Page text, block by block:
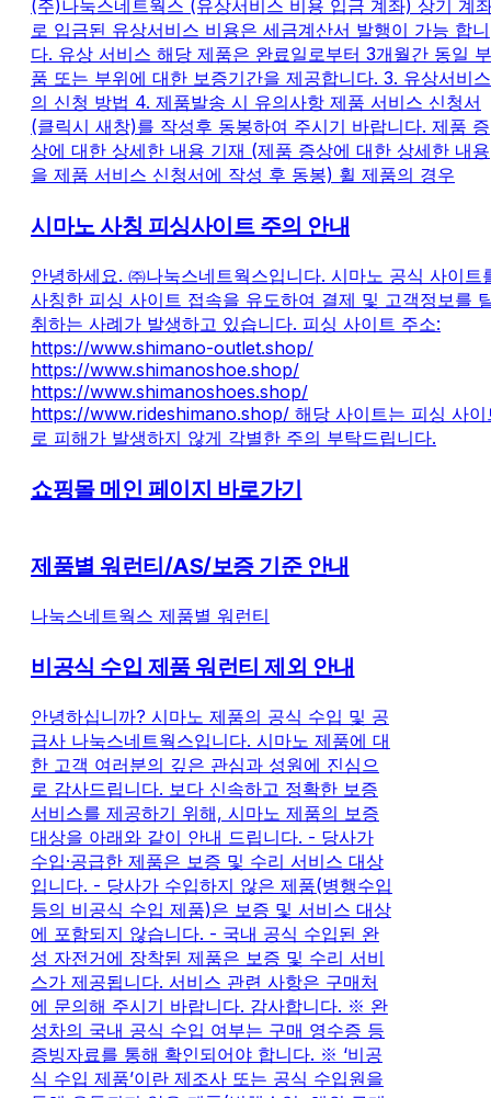
(주)나눅스네트웍스 (유상서비스 비용 입금 계좌) 상기 계
로 입금된 유상서비스 비용은 세금계산서 발행이 가능 합니
다. 유상 서비스 해당 제품은 완료일로부터 3개월간 동일 부
품 또는 부위에 대한 보증기간을 제공합니다. 3. 유상서비스
의 신청 방법 4. 제품발송 시 유의사항 제품 서비스 신청서
(클릭시 새창)를 작성후 동봉하여 주시기 바랍니다. 제품 증
상에 대한 상세한 내용 기재 (제품 증상에 대한 상세한 내용
을 제품 서비스 신청서에 작성 후 동봉) 휠 제품의 경우
시마노 사칭 피싱사이트 주의 안내
안녕하세요. ㈜나눅스네트웍스입니다. 시마노 공식 사이트
사칭한 피싱 사이트 접속을 유도하여 결제 및 고객정보를
취하는 사례가 발생하고 있습니다. 피싱 사이트 주소:
https://www.shimano-outlet.shop/
https://www.shimanoshoe.shop/
https://www.shimanoshoes.shop/
https://www.rideshimano.shop/ 해당 사이트는 피싱 사이
로 피해가 발생하지 않게 각별한 주의 부탁드립니다.
쇼핑몰 메인 페이지 바로가기
제품별 워런티/AS/보증 기준 안내
나눅스네트웍스 제품별 워런티
비공식 수입 제품 워런티 제외 안내
안녕하십니까? 시마노 제품의 공식 수입 및 공
급사 나눅스네트웍스입니다. 시마노 제품에 대
한 고객 여러분의 깊은 관심과 성원에 진심으
로 감사드립니다. 보다 신속하고 정확한 보증
서비스를 제공하기 위해, 시마노 제품의 보증
대상을 아래와 같이 안내 드립니다. - 당사가
수입·공급한 제품은 보증 및 수리 서비스 대상
입니다. - 당사가 수입하지 않은 제품(병행수입
등의 비공식 수입 제품)은 보증 및 서비스 대상
에 포함되지 않습니다. - 국내 공식 수입된 완
성 자전거에 장착된 제품은 보증 및 수리 서비
스가 제공됩니다. 서비스 관련 사항은 구매처
에 문의해 주시기 바랍니다. 감사합니다. ※ 완
성차의 국내 공식 수입 여부는 구매 영수증 등
증빙자료를 통해 확인되어야 합니다. ※ ‘비공
식 수입 제품’이란 제조사 또는 공식 수입원을